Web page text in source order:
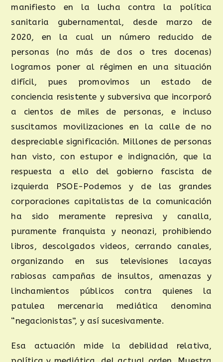
manifiesto en la lucha contra la política
sanitaria gubernamental, desde marzo de
2020, en la cual un número reducido de
personas (no más de dos o tres docenas)
logramos poner al régimen en una situación
difícil, pues promovimos un estado de
conciencia resistente y subversiva que incorporó
a cientos de miles de personas, e incluso
suscitamos movilizaciones en la calle de no
despreciable significación. Millones de personas
han visto, con estupor e indignación, que la
respuesta a ello del gobierno fascista de
izquierda PSOE-Podemos y de las grandes
corporaciones capitalistas de la comunicación
ha sido meramente represiva y canalla,
puramente franquista y neonazi, prohibiendo
libros, descolgados videos, cerrando canales,
organizando en sus televisiones lacayas
rabiosas campañas de insultos, amenazas y
linchamientos públicos contra quienes la
patulea mercenaria mediática denomina
“negacionistas”, y así sucesivamente.
Esa actuación mide la debilidad relativa,